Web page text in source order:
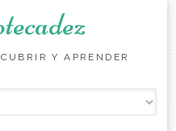
Y APRENDER